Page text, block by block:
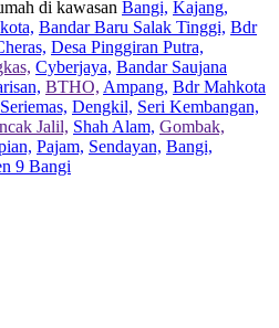
di kawasan Bangi, Kajang,
Bandar Baru Salak Tinggi, Bdr
Desa Pinggiran Putra,
Cyberjaya, Bandar Saujana
BTHO, Ampang, Bdr Mahkota
Dengkil, Seri Kembangan,
Jalil, Shah Alam, Gombak,
Pajam, Sendayan, Bangi,
9 Bangi